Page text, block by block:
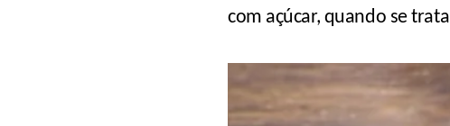
com açúcar, quando se